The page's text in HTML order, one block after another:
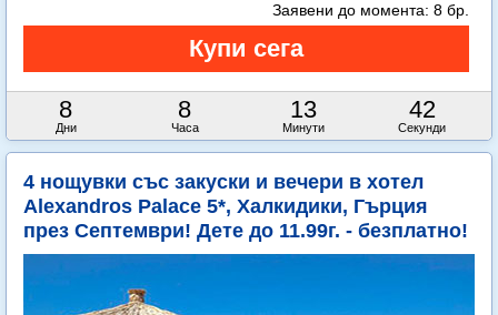
8
Дни
8
Часа
13
Минути
41
Секунди
Заявени до момента: 8 бр.
4 нощувки със закуски и вечери в хотел
Alexandros Palace 5*, Халкидики, Гърция
през Септември! Дете до 11.99г. - безплатно!